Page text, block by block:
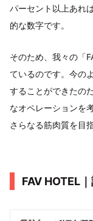
パーセント以上あれ
的な数字です。
そのため、我々の「
ているのです。今の
することができたの
なオペレーションを
さらなる筋肉質を目
FAV HOTEL